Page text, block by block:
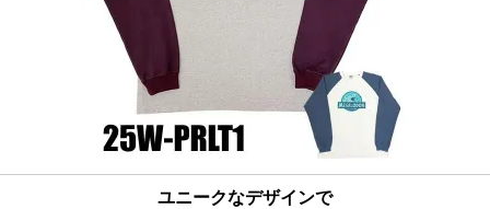
ユニークなデザインで